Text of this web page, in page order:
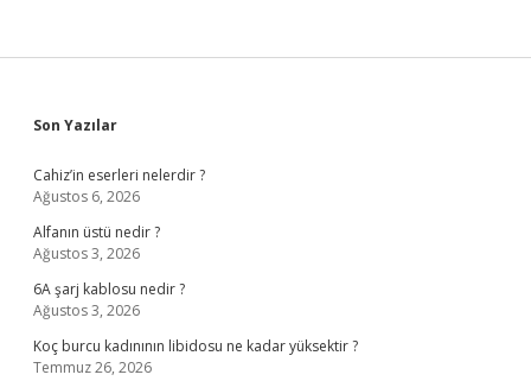
Sidebar
Son Yazılar
Cahiz’in eserleri nelerdir ?
Ağustos 6, 2026
Alfanın üstü nedir ?
Ağustos 3, 2026
6A şarj kablosu nedir ?
Ağustos 3, 2026
Koç burcu kadınının libidosu ne kadar yüksektir ?
Temmuz 26, 2026